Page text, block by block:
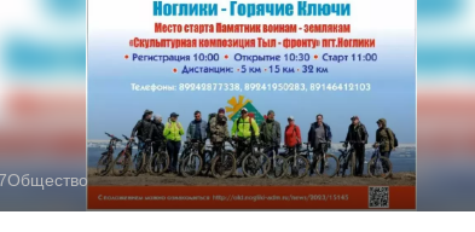
Общество